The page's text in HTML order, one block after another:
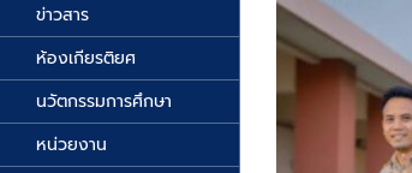
ข่าวสาร
ห้องเกียรติยศ
นวัตกรรมการศึกษา
หน่วยงาน